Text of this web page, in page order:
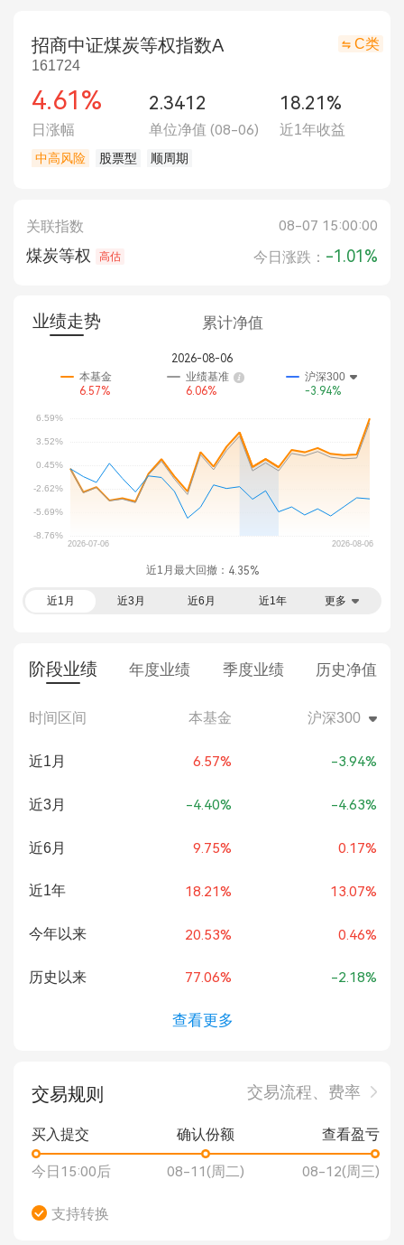
招商中证煤炭等权指数A
161724
C类
4.61% 2.3412 18.21%
日涨幅 单位净值 (08-06) 近1年收益
中高风险 股票型 顺周期
关联指数
煤炭等权 高估
08-07 15:00:00
今日涨跌： -1.01%
业绩走势 累计净值
2026-08-06
本基金
6.57%
业绩基准
6.06%
沪深300
-3.94%
近1月最大回撤： 4.35%
近1月 近3月 近6月 近1年 更多
阶段业绩 年度业绩 季度业绩 历史净值
时间区间 本基金 沪深300
近1月 6.57% -3.94%
近3月 -4.40% -4.63%
近6月 9.75% 0.17%
近1年 18.21% 13.07%
今年以来 20.53% 0.46%
历史以来 77.06% -2.18%
查看更多
交易规则 交易流程、费率
买入提交
今日15:00后
确认份额
08-11(周二)
查看盈亏
08-12(周三)
支持转换